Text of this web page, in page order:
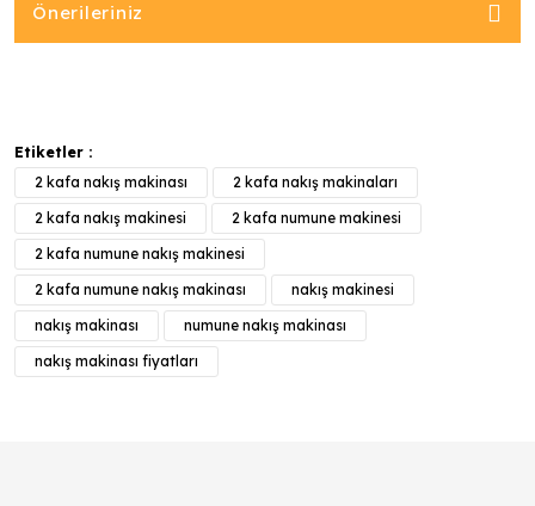
Önerileriniz
Etiketler :
2 kafa nakış makinası
2 kafa nakış makinaları
2 kafa nakış makinesi
2 kafa numune makinesi
2 kafa numune nakış makinesi
2 kafa numune nakış makinası
nakış makinesi
nakış makinası
numune nakış makinası
nakış makinası fiyatları